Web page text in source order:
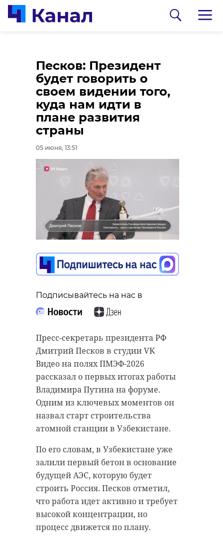
Песков: Президент
будет говорить о
своем видении того,
куда нам идти в
плане развития
страны
05 июня, 13:51
Подписывайтесь на нас в
Пресс-секретарь президента РФ
Дмитрий Песков в студии VK
Видео на полях ПМЭФ-2026
рассказал о первых итогах работы
Владимира Путина на форуме.
Одним из ключевых моментов он
назвал старт строительства
атомной станции в Узбекистане.
По его словам, в Узбекистане уже
залили первый бетон в основание
будущей АЭС, которую будет
строить Россия. Песков отметил,
что работа идет активно и требует
высокой концентрации, но
процесс движется по плану.
Какие спортивные
мероприятия
пройдут в
Ленобласти в
грядущие субботу и
воскресенье, 6 и 7
июня
05 июня, 14:12
Подписывайтесь на нас в
Грядущие выходные в
Ленинградской области будут
насыщенными на спортивные
мероприятия. В Кировском районе
состоится пятый
легкоатлетический пробег
"Невский пятачок".
В Тихвинском районе юные
футболисты до 15 лет сыграют в
первенстве области по футболу. В
Сланцевском районе пройдет
муниципальный этап марафона
"Земля спорта".
А в Приозерском районе
Киришский район
отправил в зону СВО
очередную партию
гуманитарной
помощи
05 июня, 13:13
области продолжает активно
помогать фронту. В пятницу, 5
июня, из Киришей отправилась
очередная партия гуманитарного
груза для земляков, участвующих
в специальной военной операции.
На передовую отправили УАЗ
«Фермер», необходимый для
выездных задач и эвакуации, и
УАЗ «Буханка», который является
незаменимой машиной в полевых
условиях. На фронт также
доставят маскировочные сети.
Кроме того, бойцам передадут
автомобильные запчасти, кубы и